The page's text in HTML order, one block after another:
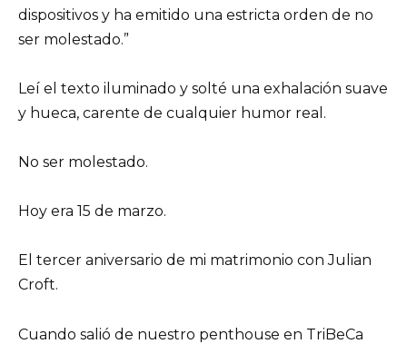
dispositivos y ha emitido una estricta orden de no
ser molestado.”
Leí el texto iluminado y solté una exhalación suave
y hueca, carente de cualquier humor real.
No ser molestado.
Hoy era 15 de marzo.
El tercer aniversario de mi matrimonio con Julian
Croft.
Cuando salió de nuestro penthouse en TriBeCa